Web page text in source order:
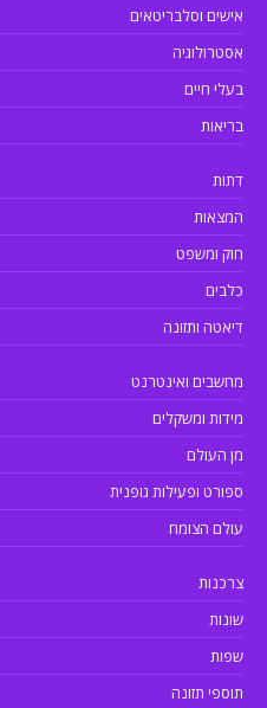
אישים וסלבריטאים
אסטרולוגיה
בעלי חיים
בריאות
דתות
המצאות
חוק ומשפט
כלבים
דיאטה ותזונה
מחשבים ואינטרנט
מידות ומשקלים
מן העולם
ספורט ופעילות גופנית
עולם הצומח
צרכנות
שונות
שפות
תוספי תזונה